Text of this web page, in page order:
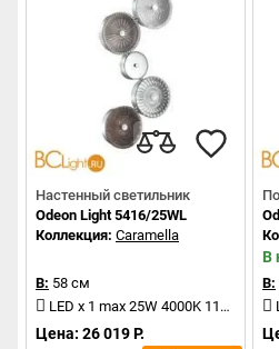
Настенный светильник
Odeon Light 5416/25WL
Коллекция: Caramella
В: 58 см
LED x 1 max 25W 4000K 1100Lm
Цена: 26 019 Р.
В
В: